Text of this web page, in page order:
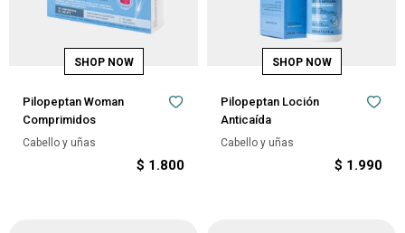
Pilopeptan Woman
Comprimidos
Cabello y uñas
$ 1.800
Pilopeptan Loción
Anticaída
Cabello y uñas
$ 1.990